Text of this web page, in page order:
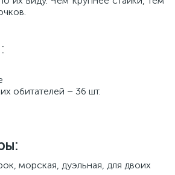
обитателей – 36 шт.
морская, дуэльная, для двоих